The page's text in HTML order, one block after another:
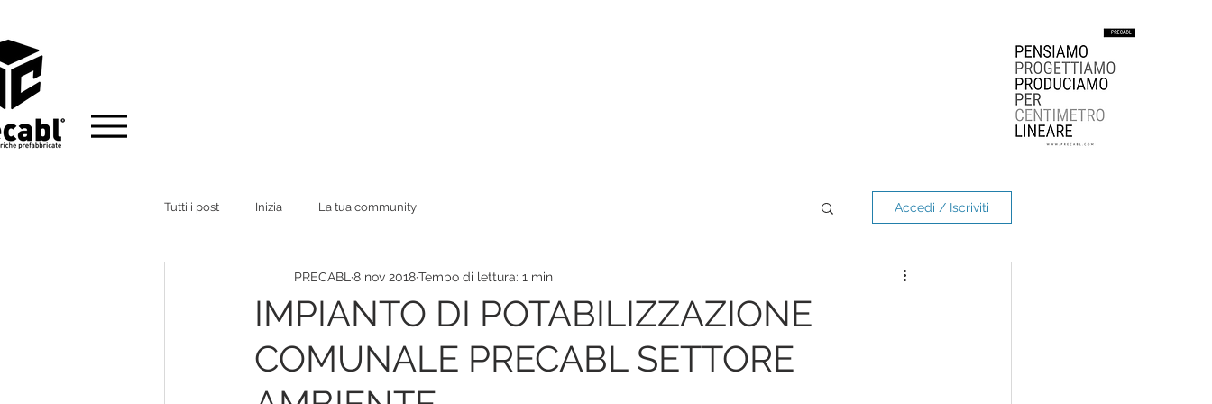
Tutti i post Inizia La tua community Accedi / Iscriviti
IMPIANTO DI POTABILIZZAZIONE
COMUNALE PRECABL SETTORE
PRECABL 8 nov 2018Tempo di lettura: 1 min